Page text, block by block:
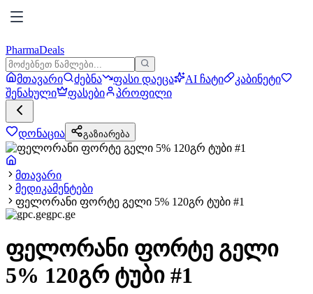
PharmaDeals
მთავარი ძებნა ფასი დაეცა AI ჩატი
კაბინეტი
შენახული
ფასები პროფილი
დონაცია გაზიარება
მთავარი
მედიკამენტები
ფელორანი ფორტე გელი 5% 120გრ ტუბი #1
gpc.ge
ფელორანი ფორტე გელი
5% 120გრ ტუბი #1